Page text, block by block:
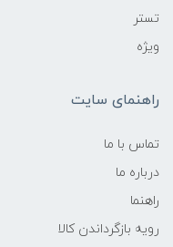
تستر
ویژه
راهنمای سایت
تماس با ما
درباره ما
راهنما
رویه‌ بازگرداندن کالا